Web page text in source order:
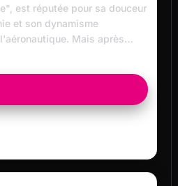
est réputée pour sa douceur
et son dynamisme
Mais après…